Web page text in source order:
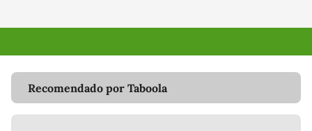
Recomendado por Taboola